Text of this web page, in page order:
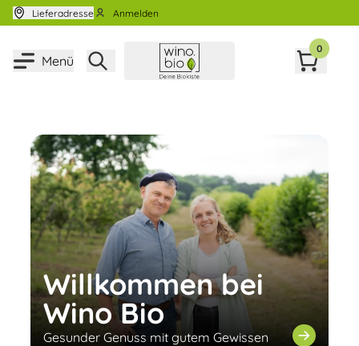
Zum Inhalt springen
Lieferadresse Anmelden
Menü
0
Willkommen bei
Wino Bio
Gesunder Genuss mit gutem Gewissen